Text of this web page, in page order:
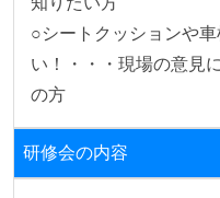
○シートクッションや
い！・・・現場の意見
の方
研修会の内容